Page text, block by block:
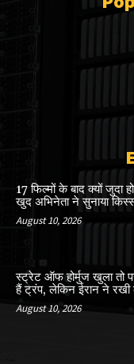
17 फिल्मों के बाद क्यों जुदा
खुद अभिनेता ने सुनाया
August 10, 2026
स्ट्रेट ऑफ होर्मुज खुला तो
हैं ट्रंप, लेकिन ईरान ने रखी
August 10, 2026